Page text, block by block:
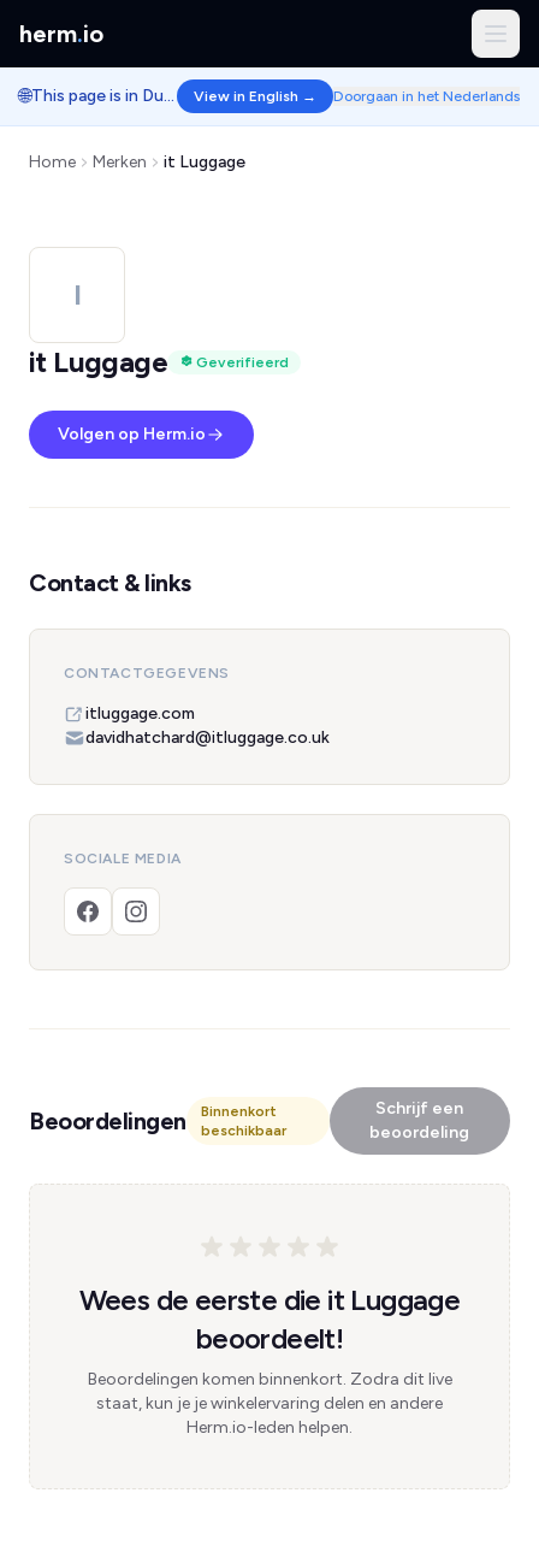
herm.io
🌐 This page is in Dutch. View in English → Doorgaan in het Nederlands
Home Merken it Luggage
I
it Luggage
Geverifieerd
Volgen op Herm.io
Contact & links
CONTACTGEGEVENS
itluggage.com
davidhatchard@itluggage.co.uk
SOCIALE MEDIA
Beoordelingen
Binnenkort
beschikbaar
Schrijf een
beoordeling
Wees de eerste die it Luggage
beoordeelt!
Beoordelingen komen binnenkort. Zodra dit live
staat, kun je je winkelervaring delen en andere
Herm.io-leden helpen.